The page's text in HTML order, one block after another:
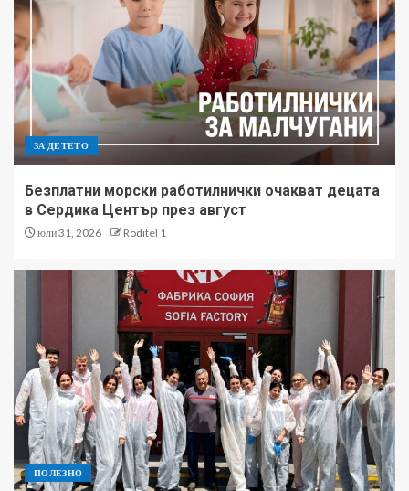
ЗА ДЕТЕТО
Безплатни морски работилнички очакват децата
в Сердика Център през август
юли 31, 2026 Roditel 1
ПОЛЕЗНО